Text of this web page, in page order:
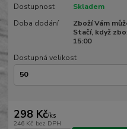
Dostupnost
Skladem
Doba dodání
Zboží Vám
Stačí, když
15:00
Dostupná velikost
298 Kč/ks
246 Kč bez DPH